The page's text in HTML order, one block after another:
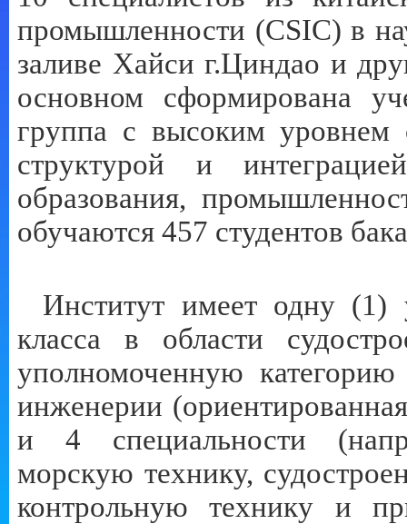
промышленности (CSIC) в
заливе Хайси г.Циндао и
основном сформирована
группа с высоким уровнем
структурой и
образования,
обучаются 457 студентов
Институт имеет одну (1)
класса в области
уполномоченную
инженерии
и 4 специальности
морскую технику,
контрольную
технику и